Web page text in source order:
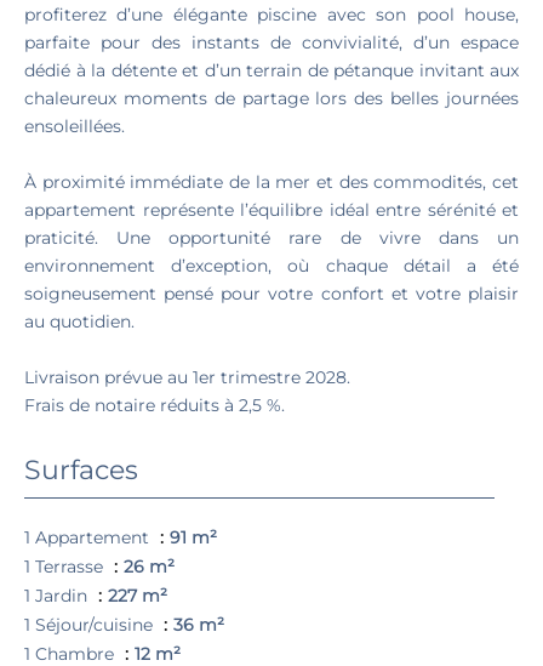
profiterez d’une élégante piscine avec son pool house,
parfaite pour des instants de convivialité, d’un espace
dédié à la détente et d’un terrain de pétanque invitant aux
chaleureux moments de partage lors des belles journées
ensoleillées.
À proximité immédiate de la mer et des commodités, cet
appartement représente l’équilibre idéal entre sérénité et
praticité. Une opportunité rare de vivre dans un
environnement d’exception, où chaque détail a été
soigneusement pensé pour votre confort et votre plaisir
au quotidien.
Livraison prévue au 1er trimestre 2028.
Frais de notaire réduits à 2,5 %.
Surfaces
1 Appartement
91 m²
1 Terrasse
26 m²
1 Jardin
227 m²
1 Séjour/cuisine
36 m²
1 Chambre
12 m²